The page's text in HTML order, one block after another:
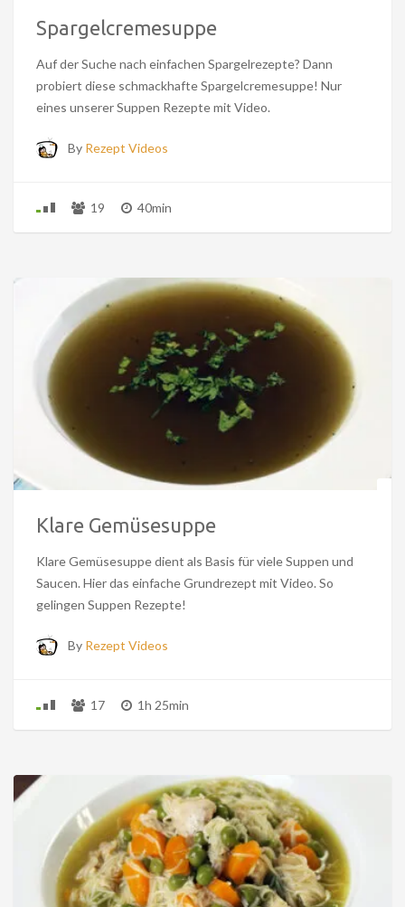
Spargelcremesuppe
Auf der Suche nach einfachen Spargelrezepte? Dann
probiert diese schmackhafte Spargelcremesuppe! Nur
eines unserer Suppen Rezepte mit Video.
By Rezept Videos
19 40min
Klare Gemüsesuppe
Klare Gemüsesuppe dient als Basis für viele Suppen und
Saucen. Hier das einfache Grundrezept mit Video. So
gelingen Suppen Rezepte!
By Rezept Videos
17 1h 25min